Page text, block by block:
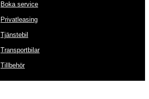
Boka service
Privatleasing
Tjänstebil
Transportbilar
Tillbehör